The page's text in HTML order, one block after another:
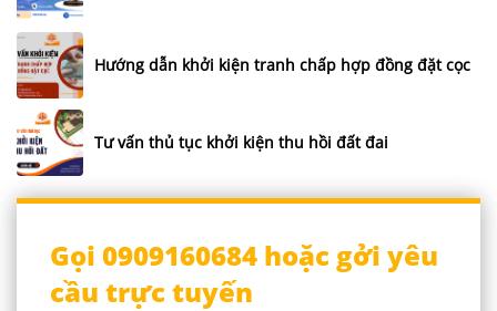
Hướng dẫn khởi kiện tranh chấp hợp đồng đặt cọc
Tư vấn thủ tục khởi kiện thu hồi đất đai
Gọi 0909160684 hoặc gởi yêu
cầu trực tuyến